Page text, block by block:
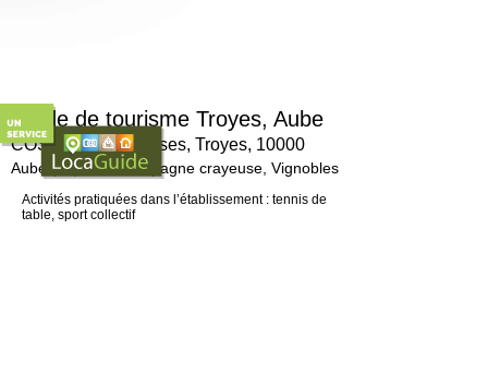
COSEC des Terrasses, Troyes, 10000
Guide de tourisme Troyes, Aube
Aube (10), La Champagne crayeuse, Vignobles
Activités pratiquées dans l’établissement : tennis de
table, sport collectif